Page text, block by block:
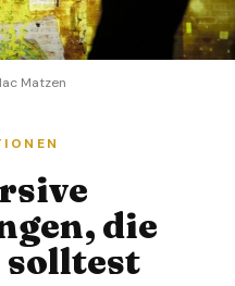
Matzen
die
solltest